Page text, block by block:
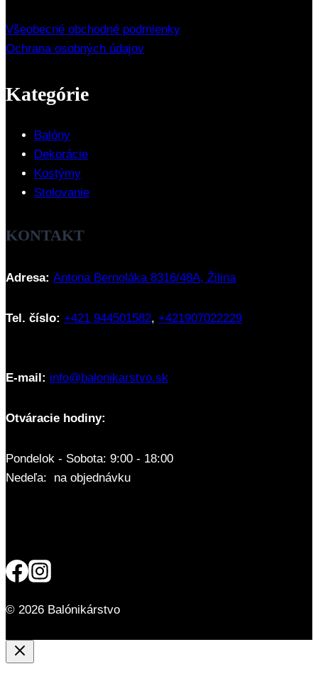
Všeobecné obchodné podmienky
Ochrana osobných údajov
Kategórie
Balóny
Dekorácie
Kostýmy
Stolovanie
KONTAKT
Adresa: Antona Bernoláka 8316/48A, Žilina
Tel. číslo: +421 944501582, +421907022229
E-mail: info@balonikarstvo.sk
Otváracie hodiny:
Pondelok - Sobota: 9:00 - 18:00
Nedeľa: na objednávku
© 2026 Balónikárstvo